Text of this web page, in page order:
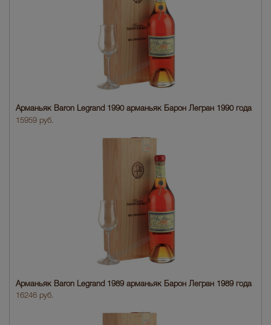
Арманьяк Baron Legrand 1990 арманьяк Барон Легран 1990 года
15959 руб.
Арманьяк Baron Legrand 1989 арманьяк Барон Легран 1989 года
16246 руб.